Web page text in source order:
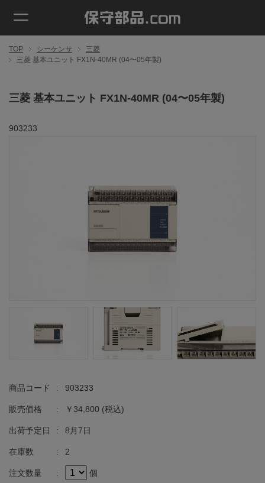
TOP シーケンサ
三菱
三菱 基本ユニット FX1N-40MR (04〜05年製)
三菱 基本ユニット FX1N-40MR (04〜05年製)
903233
商品コード : 903233
販売価格 : ￥34,800 (税込)
出荷予定日 : 8月7日
在庫数 : 2
注文数量 : 個